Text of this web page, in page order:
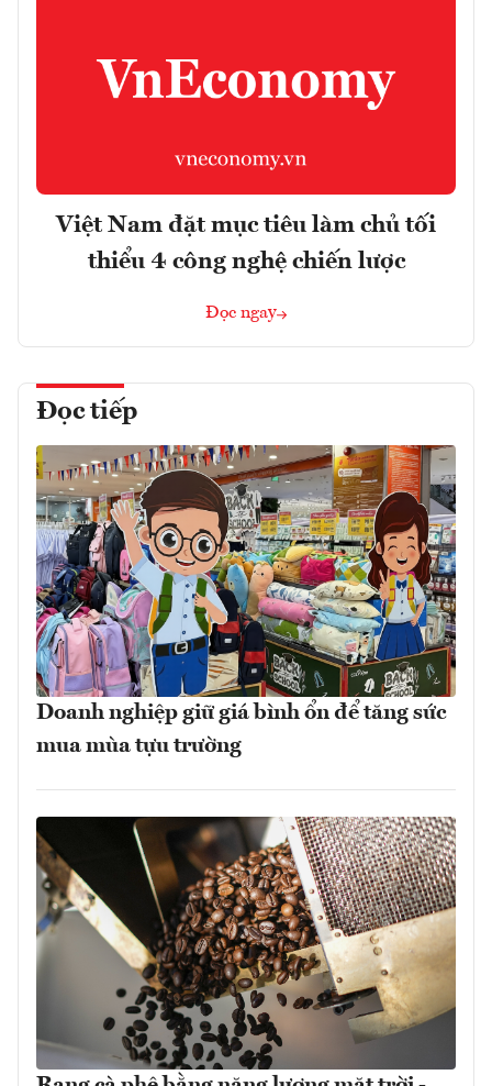
Việt Nam đặt mục tiêu làm chủ tối
thiểu 4 công nghệ chiến lược
Đọc ngay
Đọc tiếp
Doanh nghiệp giữ giá bình ổn để tăng sức
mua mùa tựu trường